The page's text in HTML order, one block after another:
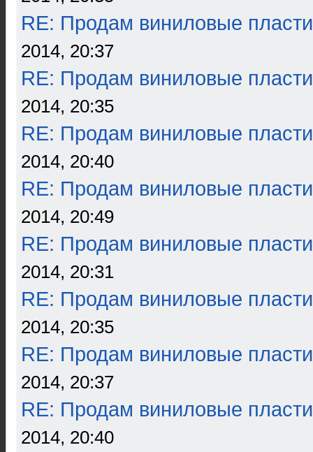
RE: Продам виниловые
2014, 20:37
RE: Продам виниловые
2014, 20:35
RE: Продам виниловые
2014, 20:40
RE: Продам виниловые
2014, 20:49
RE: Продам виниловые
2014, 20:31
RE: Продам виниловые
2014, 20:35
RE: Продам виниловые
2014, 20:37
RE: Продам виниловые
2014, 20:40